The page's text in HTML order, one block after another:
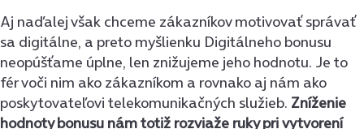
Aj naďalej však chceme zákazníkov motivovať správať
sa digitálne, a preto myšlienku Digitálneho bonusu
neopúšťame úplne, len znižujeme jeho hodnotu. Je to
fér voči nim ako zákazníkom a rovnako aj nám ako
poskytovateľovi telekomunikačných služieb. Zníženie
hodnoty bonusu nám totiž rozviaže ruky pri vytvorení